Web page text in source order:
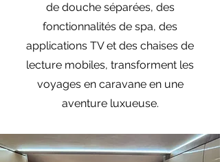
de douche séparées, des
fonctionnalités de spa, des
applications TV et des chaises de
lecture mobiles, transforment les
voyages en caravane en une
aventure luxueuse.